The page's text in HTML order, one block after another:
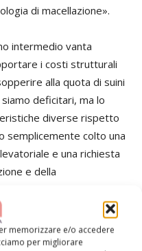
memorizzare e/o accedere
per migliorare
di macellazione».
intermedio vanta
i costi strutturali
alla quota di suini
deficitari, ma lo
diverse rispetto
semplicemente colto una
e una richiesta
e della